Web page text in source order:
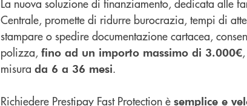
La nuova soluzione di finanziamento, dedicata alle
Centrale, promette di ridurre burocrazia, tempi di
stampare o spedire documentazione cartacea,
polizza, fino ad un importo massimo di 3.000€
misura da 6 a 36 mesi.
Richiedere Prestipay Fast Protection è semplice e